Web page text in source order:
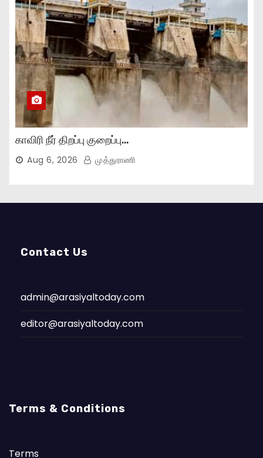
காவிரி நீர் திறப்பு குறைப்பு…
Aug 6, 2026 முத்துராணி
Contact Us
admin@arasiyaltoday.com
editor@arasiyaltoday.com
Terms & Conditions
Terms